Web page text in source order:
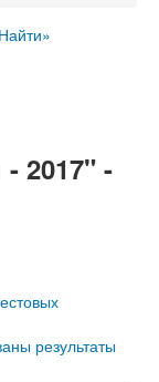
2017" -
результаты